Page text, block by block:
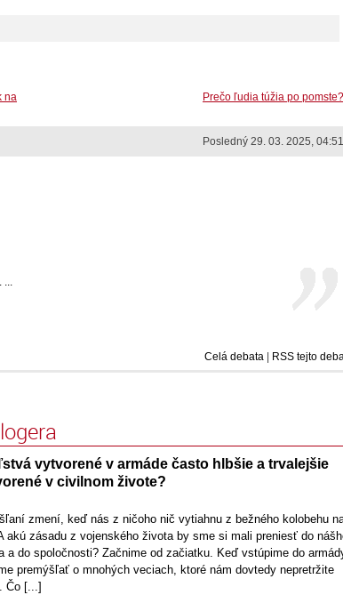
Prečo ľudia túžia po pomste?
na
Posledný 29. 03. 2025, 04:51
...
Celá debata RSS tejto
vytvorené v armáde často hlbšie a trvalejšie
v civilnom živote?
zmení, keď nás z ničoho nič vytiahnu z bežného kolobehu
akú zásadu z vojenského života by sme si mali preniesť do
a do spoločnosti? Začnime od začiatku. Keď vstúpime do
premýšľať o mnohých veciach, ktoré nám dovtedy nepretržite
Čo [...]